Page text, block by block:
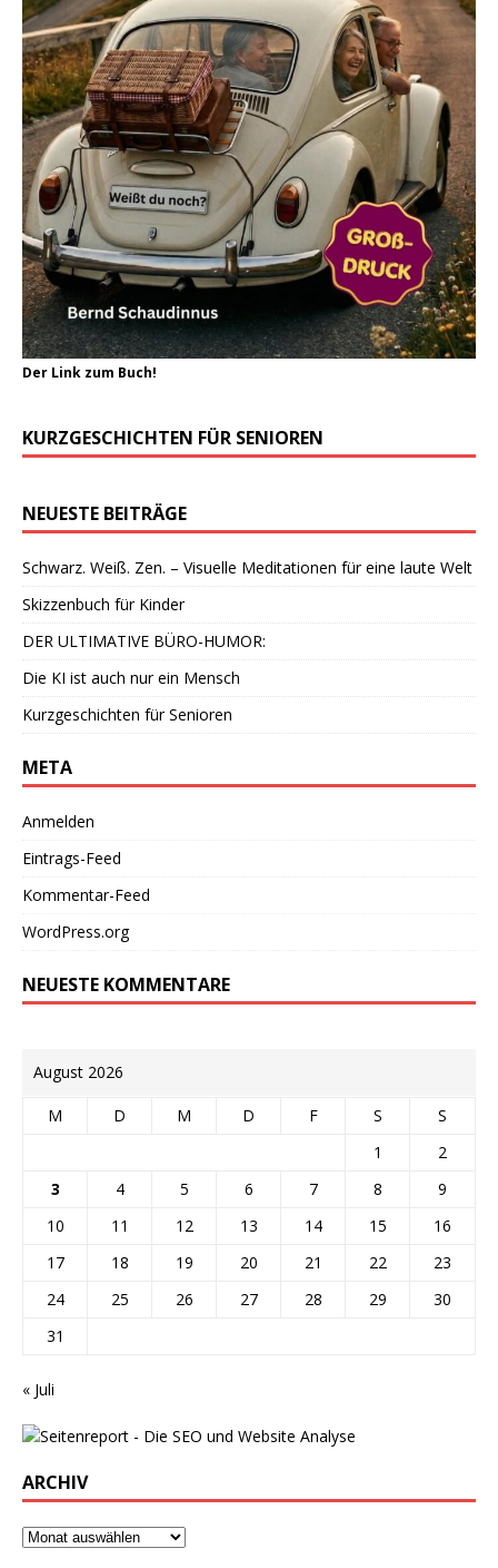
Der Link zum Buch!
KURZGESCHICHTEN FÜR SENIOREN
NEUESTE BEITRÄGE
Schwarz. Weiß. Zen. – Visuelle Meditationen für eine laute Welt
Skizzenbuch für Kinder
DER ULTIMATIVE BÜRO-HUMOR:
Die KI ist auch nur ein Mensch
Kurzgeschichten für Senioren
META
Anmelden
Eintrags-Feed
Kommentar-Feed
WordPress.org
NEUESTE KOMMENTARE
August 2026
M D M D F S
S
1
2
3
4 5 6 7 8
9
10
11 12 13 14 15
16
17
18 19 20 21 22
23
24
25 26 27 28 29
30
31
« Juli
ARCHIV